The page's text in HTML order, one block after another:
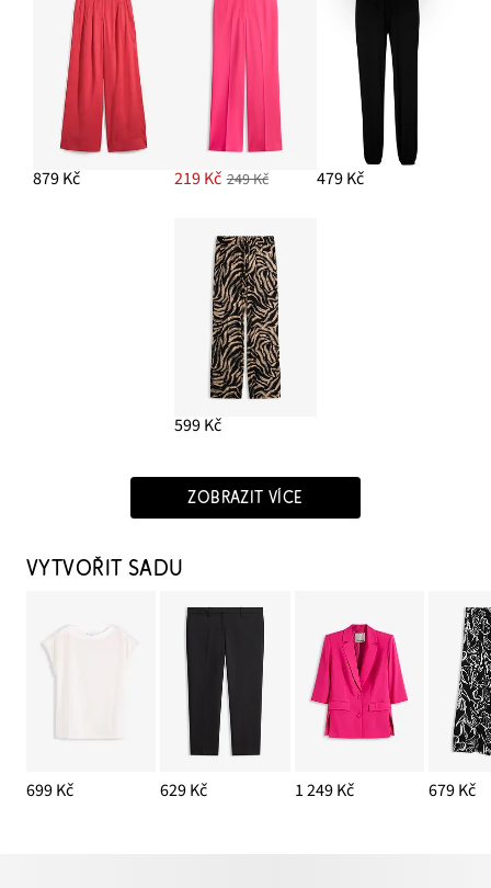
879 Kč 219 Kč 249 Kč 479 Kč
599 Kč
ZOBRAZIT VÍCE
VYTVOŘIT SADU
699 Kč 629 Kč 1 249 Kč 679 Kč